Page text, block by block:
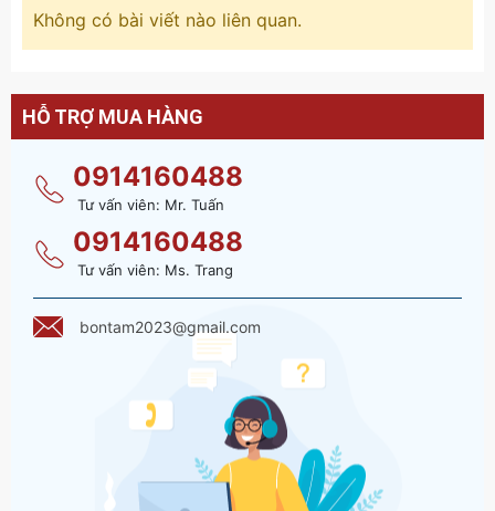
Không có bài viết nào liên quan.
HỖ TRỢ MUA HÀNG
0914160488
Tư vấn viên: Mr. Tuấn
0914160488
Tư vấn viên: Ms. Trang
bontam2023@gmail.com